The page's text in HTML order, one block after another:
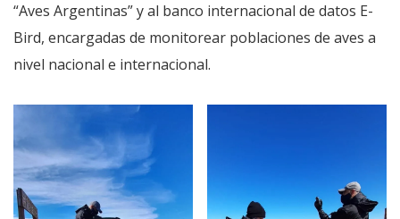
“Aves Argentinas” y al banco internacional de datos E-
Bird, encargadas de monitorear poblaciones de aves a
nivel nacional e internacional.